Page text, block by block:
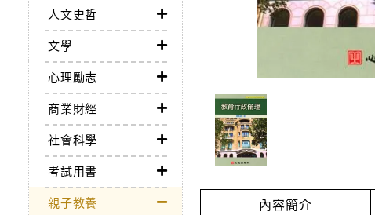
人文史哲
文學
心理勵志
商業財經
社會科學
考試用書
親子教養
內容簡介